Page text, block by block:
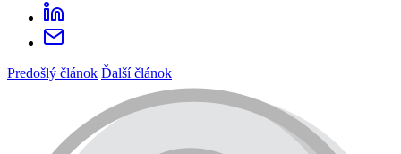
Predošlý článok Ďalší článok